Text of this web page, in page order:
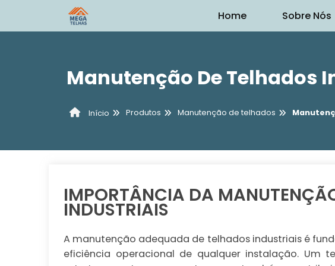
Home Sobre Nós
Manutenção De Telhados
Início Produtos Manutenção de telhados
IMPORTÂNCIA DA
INDUSTRIAIS
A manutenção adequada de telhados industriais é
eficiência operacional de qualquer instalação. Um